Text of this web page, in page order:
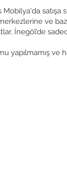
Mobilya'da satışa
ve
İnegöl’de
yapılmamış ve